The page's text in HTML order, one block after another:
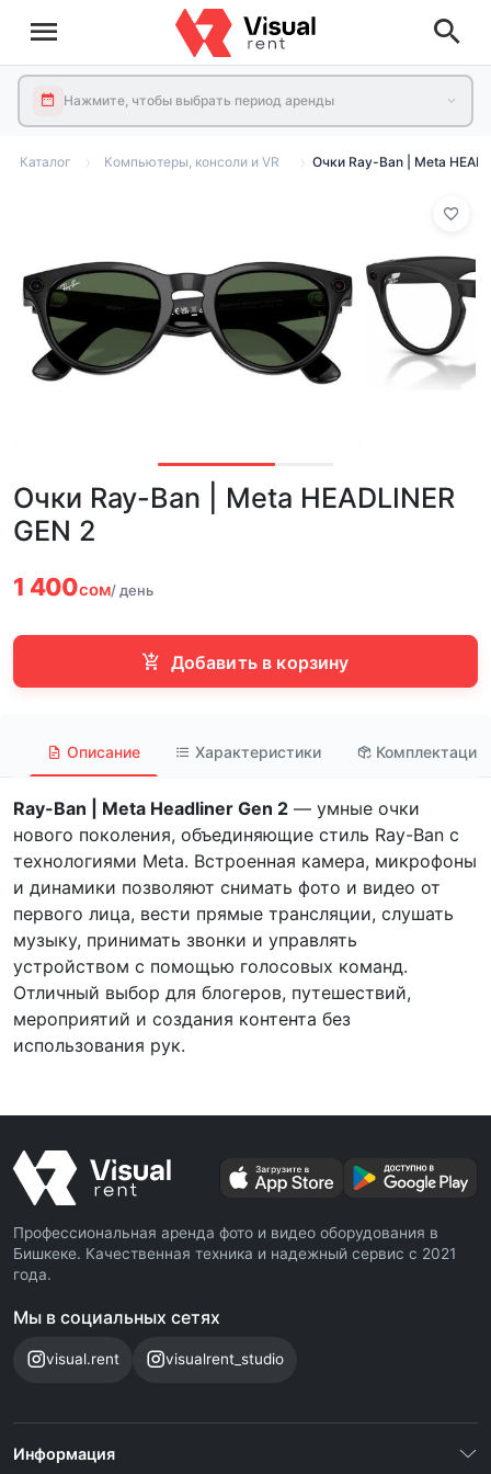
Нажмите, чтобы выбрать период аренды
Каталог Компьютеры, консоли и VR Очки Ray-Ban | Meta
Очки Ray-Ban | Meta HEADLINER
GEN 2
1 400сом/ день
Добавить в корзину
Описание Характеристики Комплектация
Ray-Ban | Meta Headliner Gen 2 — умные очки
нового поколения, объединяющие стиль Ray-Ban с
технологиями Meta. Встроенная камера, микрофоны
и динамики позволяют снимать фото и видео от
первого лица, вести прямые трансляции, слушать
музыку, принимать звонки и управлять
устройством с помощью голосовых команд.
Отличный выбор для блогеров, путешествий,
мероприятий и создания контента без
использования рук.
Профессиональная аренда фото и видео оборудования в
Бишкеке. Качественная техника и надежный сервис с 2021
года.
Мы в социальных сетях
visual.rent visualrent_studio
Информация